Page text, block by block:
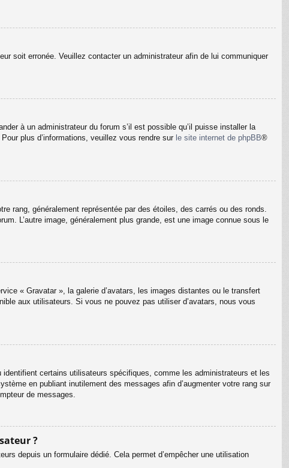
soit erronée. Veuillez contacter un administrateur afin de lui communiquer
à un administrateur du forum s’il est possible qu’il puisse installer la
plus d’informations, veuillez vous rendre sur le site internet de phpBB®
rang, généralement représentée par des étoiles, des carrés ou des ronds.
L’autre image, généralement plus grande, est une image connue sous le
« Gravatar », la galerie d’avatars, les images distantes ou le transfert
aux utilisateurs. Si vous ne pouvez pas utiliser d’avatars, nous vous
certains utilisateurs spécifiques, comme les administrateurs et les
en publiant inutilement des messages afin d’augmenter votre rang sur
de messages.
?
depuis un formulaire dédié. Cela permet d’empêcher une utilisation